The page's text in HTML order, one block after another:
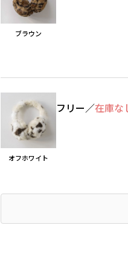
ブラウン
オフホワイト
フリー／在庫な